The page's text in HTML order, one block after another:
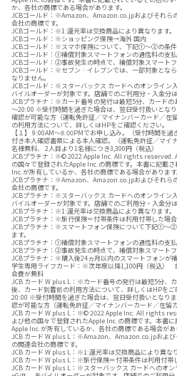
か、各社の商標である場合があります。
JCBゴールド：※Amazon、Amazon.co.jpおよびそれら
会社の商標です。
JCBゴールド：※1:還元率は交換商品により異なります。
JCBゴールド：※ショッピング保険→海外 国内
JCBゴールド：※スマホ保険について、下記①～②の条件
JCBゴールド：①補償対象スマートフォンの通信料の支
JCBゴールド：②事故発生の時点で、補償対象スマート
JCBゴールド：※セブン‐イレブンでは、一部対象とな
なりません。
JCBゴールド：※スターバックス カードへのオンライ
バイルオーダーが対象です。店舗でのご利用分・入金分
JCBプラチナ：※カード番号の発行は最短5分、カード
～20:00 ※受付時間を過ぎた場合は、翌日受付扱いとな
確認が可能な方（運転免許証／マイナンバーカード／
の利用方法について、詳しくはHPをご確認ください
【１】 9:00AM～8:00PMでお申し込み。（受付時間を
付き本人確認書類による本人確認。（運転免許証／マイ
名様無料、 2人目より1名様につき3,300円（税込）
JCBプラチナ：※© 2022 Apple Inc. All rights reserved.
の国々で登録されたApple Inc.の商標です。本書に記載
Inc.が所有しているか、各社の商標である場合があります
JCBプラチナ：※Amazon、Amazon.co.jpおよびそれら
会社の商標です。
JCBプラチナ：※スターバックス カードへのオンライ
バイルオーダーが対象です。店舗でのご利用分・入金分
JCBプラチナ：※1:還元率は交換商品により異なります。
JCBプラチナ：※旅行保険＝付帯条件は利用付帯した場合
JCBプラチナ：※スマートフォン保険について下記①～
ます。
JCBプラチナ：①補償対象スマートフォンの通信料の支
JCBプラチナ：②事故発生の時点で、補償対象スマート
JCBプラチナ：※購入後24ヵ月以内のスマートフォンが
学生専用ライフカード：※次年度以降1,100円（税込）
会費が無料
JCB カード W plus L：※カード番号の発行は最短5分、
後、カード到着前の利用方法について、詳しくはHPを
20:00 ※受付時間を過ぎた場合は、翌日受付扱いとなり
認が可能な方（運転免許証／マイナンバーカード／在留カ
JCB カード W plus L：※© 2022 Apple Inc. All rights
よび他の国々で登録されたApple Inc.の商標です。本書に
Apple Inc.が所有しているか、各社の商標である場合があ
JCB カード W plus L：※Amazon、Amazon.co.jpおよ
の関連会社の商標です。
JCB カード W plus L：※1:還元率は交換商品により異なり
JCB カード W plus L：※旅行保険＝付帯条件は利用付帯
JCB カード W plus L：※スターバックス カードへのオ